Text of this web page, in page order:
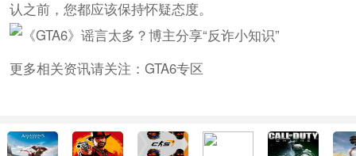
认之前，您都应该保持怀疑态度。
更多相关资讯请关注：GTA6专区